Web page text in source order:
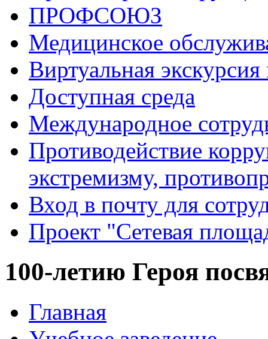
ПРОФСОЮЗ
Медицинское
Виртуальная
Доступная среда
Международное
Противодействие
экстремизму,
Вход в почту для
Проект "Сетевая
100-летию Героя
Главная